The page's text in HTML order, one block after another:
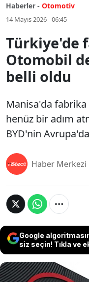
Haberler - Otomotiv
14 Mayıs 2026 - 06:45
Türkiye'de
Otomobil
belli oldu
Manisa'da
henüz bir adım
BYD'nin
Haber Merkezi
Google
siz seçin! Tıkla ve